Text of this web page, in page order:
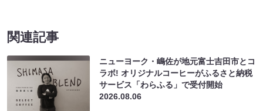
関連記事
ニューヨーク・嶋佐が地元富士吉田市とコ
ラボ! オリジナルコーヒーがふるさと納税
サービス「わらふる」で受付開始
2026.08.06